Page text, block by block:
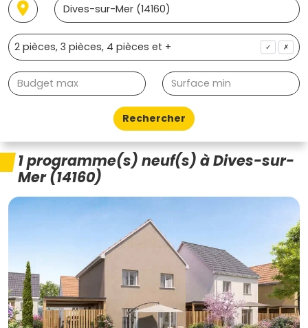
✓ ✗
Rechercher
1 programme(s) neuf(s) à Dives-sur-
Mer (14160)